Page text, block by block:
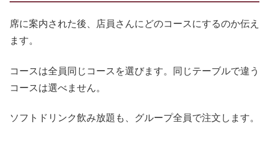
席に案内された後、店員さんにどのコースにするのか伝え
ます。
コースは全員同じコースを選びます。同じテーブルで違う
コースは選べません。
ソフトドリンク飲み放題も、グループ全員で注文します。